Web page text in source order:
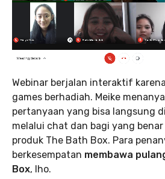
Webinar berjalan interaktif
games berhadiah. Meike
pertanyaan yang bisa langsung
melalui chat dan bagi yang
produk The Bath Box. Para
berkesempatan membawa
Box, lho.